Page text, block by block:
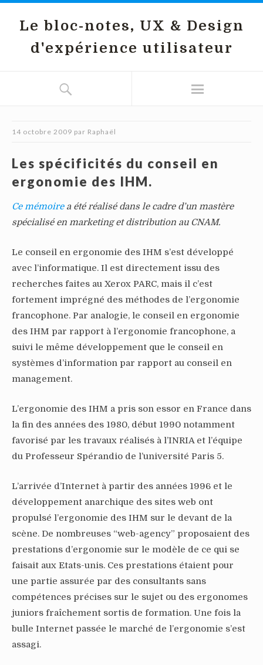
Le bloc-notes, UX & Design
d'expérience utilisateur
14 octobre 2009 par Raphaël
Les spécificités du conseil en
ergonomie des IHM.
Ce mémoirea été réalisé dans le cadre d’un mastère
spécialisé en marketing et distribution au CNAM.
Le conseil en ergonomie des IHM s’est développé
avec l’informatique. Il est directement issu des
recherches faites au Xerox PARC, mais il c’est
fortement imprégné des méthodes de l’ergonomie
francophone. Par analogie, le conseil en ergonomie
des IHM par rapport à l’ergonomie francophone, a
suivi le même développement que le conseil en
systèmes d’information par rapport au conseil en
management.
L’ergonomie des IHM a pris son essor en France dans
la fin des années des 1980, début 1990 notamment
favorisé par les travaux réalisés à l’INRIA et l’équipe
du Professeur Spérandio de l’université Paris 5.
L’arrivée d’Internet à partir des années 1996 et le
développement anarchique des sites web ont
propulsé l’ergonomie des IHM sur le devant de la
scène. De nombreuses “web-agency” proposaient des
prestations d’ergonomie sur le modèle de ce qui se
faisait aux Etats-unis. Ces prestations étaient pour
une partie assurée par des consultants sans
compétences précises sur le sujet ou des ergonomes
juniors fraîchement sortis de formation. Une fois la
bulle Internet passée le marché de l’ergonomie s’est
assagi.